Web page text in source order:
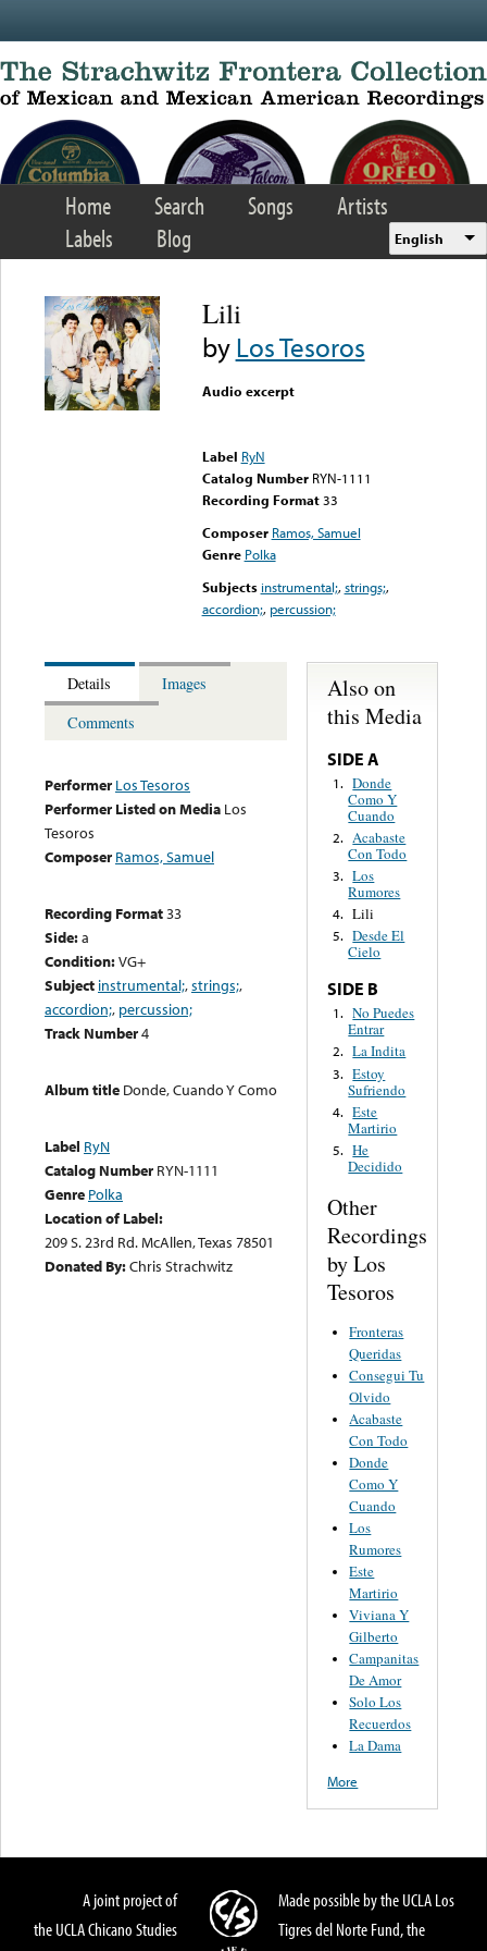
Home Search Songs
Artists
Labels
Blog English
Lili
byLos Tesoros
Audio excerpt
Label RyN
Catalog Number RYN-1111
Recording Format33
Composer Ramos, Samuel
Genre Polka
Subjects instrumental;,strings;,
accordion;, percussion;
Details
Images
Comments
Performer Los Tesoros
Performer Listed on Media Los
Tesoros
Composer Ramos, Samuel
Recording Format33
Side:a
Condition:VG+
Subject instrumental;,strings;,
accordion;, percussion;
Track Number4
Album title Donde, Cuando Y Como
Label RyN
Catalog Number RYN-1111
Genre Polka
Location of Label:
209 S. 23rd Rd. McAllen, Texas 78501
Donated By:Chris Strachwitz
Also on
this Media
SIDE A
1. Donde
Como Y
Cuando
2. Acabaste
Con Todo
3. Los
Rumores
4. Lili
5. Desde El
Cielo
SIDE B
1. No Puedes
Entrar
2. La Indita
3. Estoy
Sufriendo
4. Este
Martirio
5. He
Decidido
Other
Recordings
by Los
Tesoros
Fronteras
Queridas
Consegui Tu
Olvido
Acabaste
Con Todo
Donde
Como Y
Cuando
Los
Rumores
Este
Martirio
Viviana Y
Gilberto
Campanitas
De Amor
Solo Los
Recuerdos
La Dama
More
A joint project of
the UCLA Chicano Studies
Made possible by the UCLA Los
Tigres del Norte Fund, the